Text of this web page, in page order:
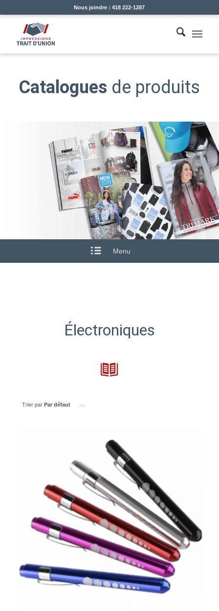
Nous joindre : 418 222-1287
Catalogues de produits
Menu
Électroniques
Trier par Par défaut